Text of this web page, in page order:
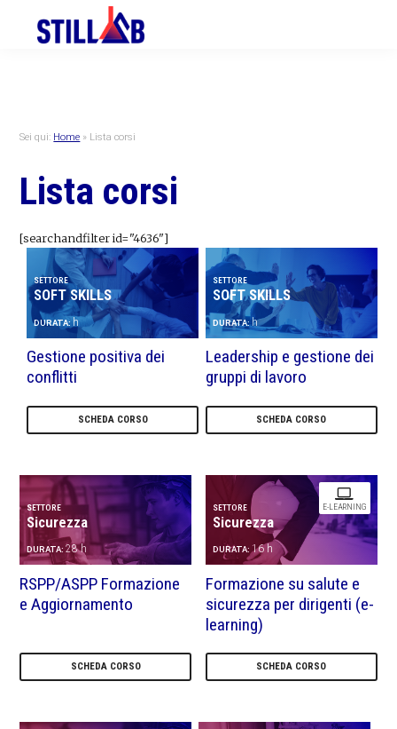
primary
primary
Sei qui: Home » Lista corsi
Lista corsi
[searchandfilter id="4636"]
SETTORE
SOFT SKILLS
DURATA: h
Gestione positiva dei
conflitti
SCHEDA CORSO
SETTORE
SOFT SKILLS
DURATA: h
Leadership e gestione dei
gruppi di lavoro
SCHEDA CORSO
SETTORE
Sicurezza
DURATA:28 h
RSPP/ASPP Formazione
e Aggiornamento
SCHEDA CORSO
SETTORE
Sicurezza
DURATA: 16 h
E-LEARNING
Formazione su salute e
sicurezza per dirigenti (e-
learning)
SCHEDA CORSO